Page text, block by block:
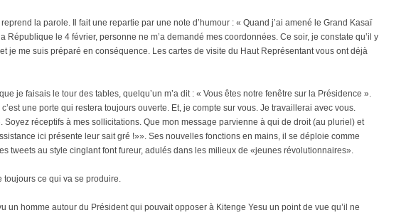
reprend la parole. Il fait une repartie par une note d’humour : « Quand j’ai amené le Grand Kasaï
République le 4 février, personne ne m’a demandé mes coordonnées. Ce soir, je constate qu’il y
je me suis préparé en conséquence. Les cartes de visite du Haut Représentant vous ont déjà
je faisais le tour des tables, quelqu’un m’a dit : « Vous êtes notre fenêtre sur la Présidence ».
une porte qui restera toujours ouverte. Et, je compte sur vous. Je travaillerai avec vous.
Soyez réceptifs à mes sollicitations. Que mon message parvienne à qui de droit (au pluriel) et
ici présente leur sait gré !»». Ses nouvelles fonctions en mains, il se déploie comme
tweets au style cinglant font fureur, adulés dans les milieux de «jeunes révolutionnaires».
toujours ce qui va se produire.
un homme autour du Président qui pouvait opposer à Kitenge Yesu un point de vue qu’il ne